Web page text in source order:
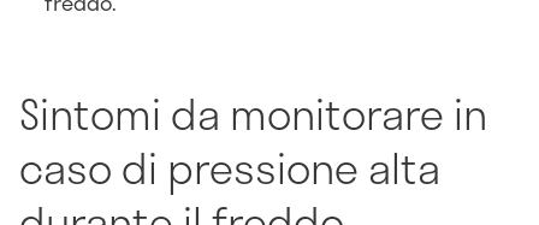
Sintomi da monitorare in
caso di pressione alta